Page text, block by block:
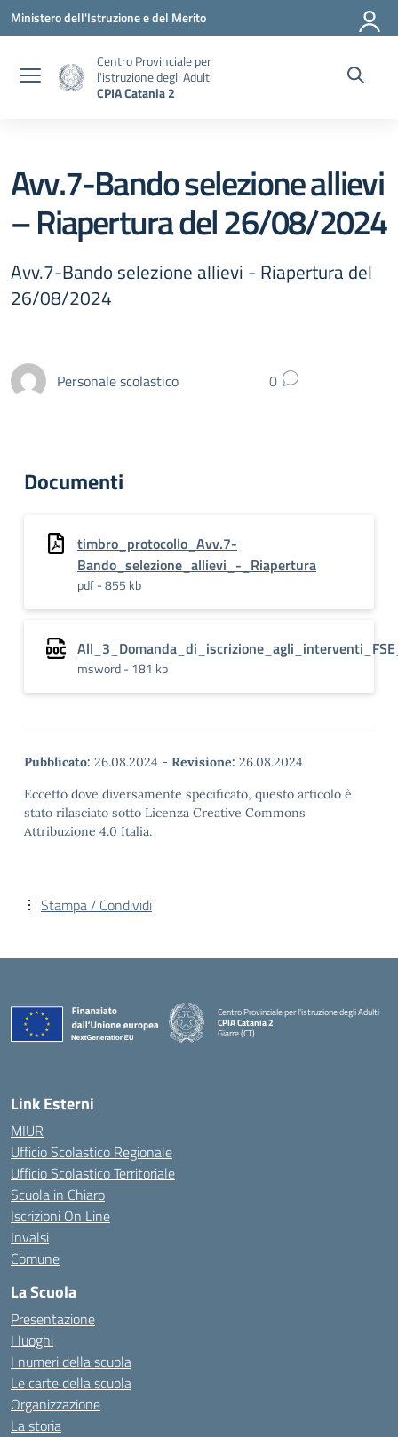
Vai ai contenuti
Vai al menu di navigazione
Vai al footer
Ministero dell'Istruzione e del Merito
Centro Provinciale per
l'istruzione degli Adulti
CPIA Catania 2
Avv.7-Bando selezione allievi
– Riapertura del 26/08/2024
Avv.7-Bando selezione allievi - Riapertura del
26/08/2024
Personale scolastico 0
Documenti
timbro_protocollo_Avv.7-
Bando_selezione_allievi_-_Riapertura
pdf - 855 kb
msword - 181 kb
Pubblicato: 26.08.2024 - Revisione: 26.08.2024
Eccetto dove diversamente specificato, questo articolo è
stato rilasciato sotto Licenza Creative Commons
Attribuzione 4.0 Italia.
Stampa / Condividi
Centro Provinciale per l'istruzione degli Adulti
CPIA Catania 2
Giarre (CT)
Link Esterni
MIUR
Ufficio Scolastico Regionale
Ufficio Scolastico Territoriale
Scuola in Chiaro
Iscrizioni On Line
Invalsi
Comune
La Scuola
Presentazione
I luoghi
I numeri della scuola
Le carte della scuola
Organizzazione
La storia